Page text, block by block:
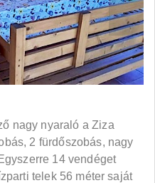
nagy nyaraló a Ziza
2 fürdőszobás, nagy
14 vendéget
telek 56 méter saját